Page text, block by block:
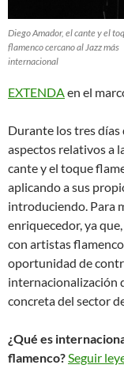
Diego Amador, el cante y el
flamenco cercano al Jazz más
internacional
EXTENDAen el
Durante los tres
aspectos relativos a
cante y el toque
aplicando a sus
introduciendo. Para
enriquecedor, ya
con artistas
oportunidad de
internacionalización
concreta del sector
¿Qué es
flamenco?Seguir